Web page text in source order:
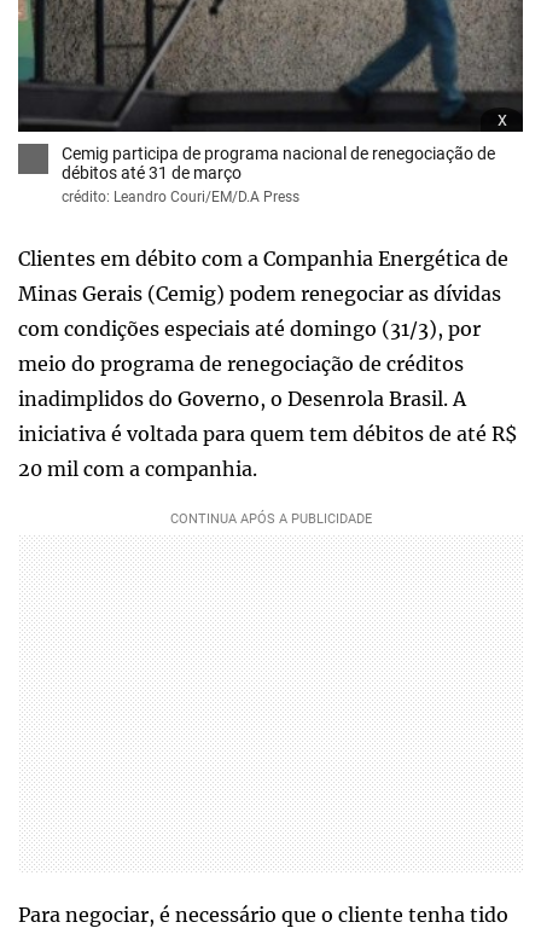
x
Cemig participa de programa nacional de renegociação de
débitos até 31 de março
crédito: Leandro Couri/EM/D.A Press
Clientes em débito com a Companhia Energética de
Minas Gerais (Cemig) podem renegociar as dívidas
com condições especiais até domingo (31/3), por
meio do programa de renegociação de créditos
inadimplidos do Governo, o Desenrola Brasil. A
iniciativa é voltada para quem tem débitos de até R$
20 mil com a companhia.
Para negociar, é necessário que o cliente tenha tido